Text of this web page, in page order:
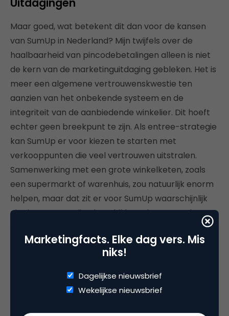
Maar goed, wat betekent dit dan voor de kansen
van SumUp in Nederland? Mijn twijfels over de
haalbaarheid van pincodebetalingen alleen is niet
de kern van de marketinguitdaging gebleken. Het is
meer een algemene vertrouwenskwestie ten
aanzien van het onbekende systeem en de
integriteit van de aanbiedende winkelier. Dit hoeft
echter geen breekpunt te zijn. Als entree-strategie
kan SumUp er voor kiezen te starten met
verkooppunten die veel vertrouwen uitstralen.
Samenwerking met een grote winkelketen, zoals
een supermarkt of warenhuis, zou natuurlijk enorm
helpen, maar dat zit er voor SumUp waarschijnlijk
niet in. Deze partijen beschikken al over goede
doelgroep. Of toch wel? SumUp is wellicht voor
sommige winkeliers een mooie aanvulling naast hun
bestaande betaalsystemen. Het kan bijvoorbeeld
fungeren als een reservesysteem voor als de
reguliere betaalautomaat op de toonbank het niet
doet of als service naar consumenten die juist
Marketingfacts. Elke dag vers. Mis
niks!
Dagelijkse nieuwsbrief
Wekelijkse nieuwsbrief